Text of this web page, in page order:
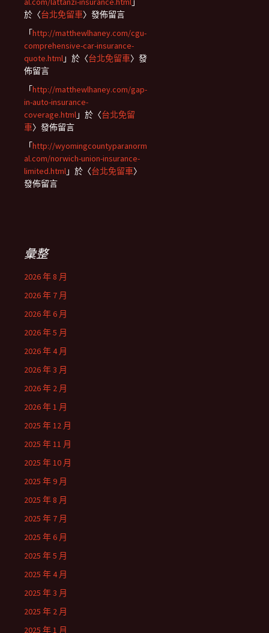
於〈台北免留車〉發佈留言
「http://matthewlhaney.com/cgu-
comprehensive-car-insurance-
quote.html」於〈台北免留車〉發
佈留言
「http://matthewlhaney.com/gap-
in-auto-insurance-
coverage.html」於〈台北免留
車〉發佈留言
「http://wyomingcountyparanorm
al.com/norwich-union-insurance-
limited.html」於〈台北免留車〉
發佈留言
彙整
2026 年 8 月
2026 年 7 月
2026 年 6 月
2026 年 5 月
2026 年 4 月
2026 年 3 月
2026 年 2 月
2026 年 1 月
2025 年 12 月
2025 年 11 月
2025 年 10 月
2025 年 9 月
2025 年 8 月
2025 年 7 月
2025 年 6 月
2025 年 5 月
2025 年 4 月
2025 年 3 月
2025 年 2 月
2025 年 1 月